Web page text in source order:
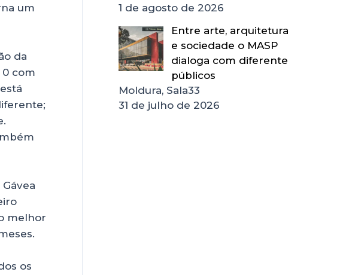
um
da
0 com
melhor
os
1 de agosto de 2026
Entre arte, arquitetura
e sociedade o MASP
dialoga com diferente
públicos
Moldura, Sala33
31 de julho de 2026